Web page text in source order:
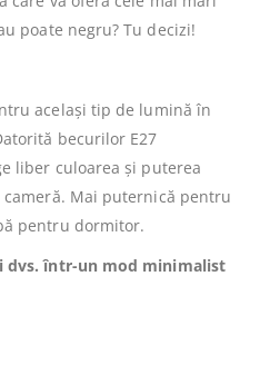
poate negru? Tu decizi!
același tip de lumină în
becurilor E27
liber culoarea și puterea
Mai puternică pentru
pentru dormitor.
dvs. într-un mod minimalist